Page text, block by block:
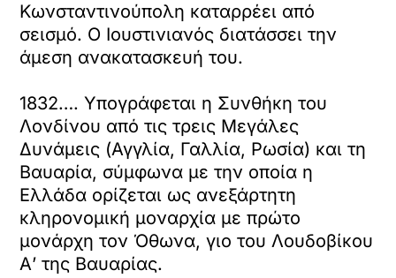
Κωνσταντινούπολη καταρρέει από
σεισμό. Ο Ιουστινιανός διατάσσει την
άμεση ανακατασκευή του.
1832…. Υπογράφεται η Συνθήκη του
Λονδίνου από τις τρεις Μεγάλες
Δυνάμεις (Αγγλία, Γαλλία, Ρωσία) και τη
Βαυαρία, σύμφωνα με την οποία η
Ελλάδα ορίζεται ως ανεξάρτητη
κληρονομική μοναρχία με πρώτο
μονάρχη τον Όθωνα, γιο του Λουδοβίκου
Α’ της Βαυαρίας.